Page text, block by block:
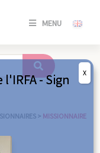
MENU
SE
/
> MISSIONNAIRE
- Sign
X